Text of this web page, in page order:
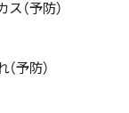
ス（予防）
予防）